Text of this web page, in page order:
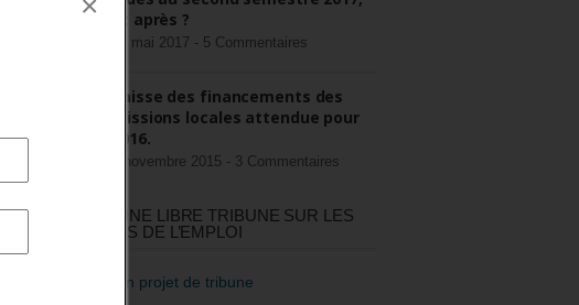
et après ?
22 mai 2017 - 5 Commentaires
Baisse des financements des
missions locales attendue pour
2016.
3 novembre 2015 - 3 Commentaires
RÉDIGEZ UNE LIBRE TRIBUNE SUR LES
POLITIQUES DE L’EMPLOI
>Décrire mon projet de tribune